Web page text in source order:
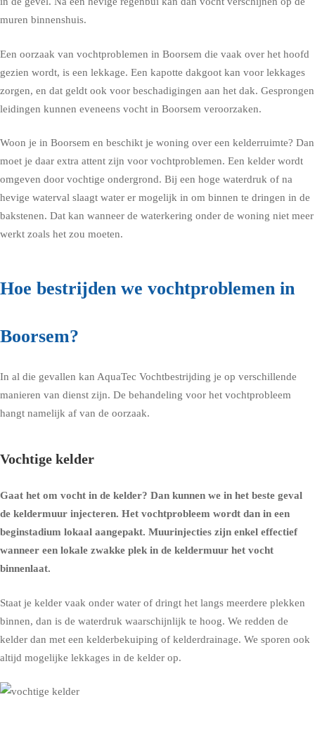
muren binnenshuis.
Een oorzaak van vochtproblemen in Boorsem die vaak over het hoofd
gezien wordt, is een lekkage. Een kapotte dakgoot kan voor lekkages
zorgen, en dat geldt ook voor beschadigingen aan het dak. Gesprongen
leidingen kunnen eveneens vocht in Boorsem veroorzaken.
Woon je in Boorsem en beschikt je woning over een kelderruimte? Dan
moet je daar extra attent zijn voor vochtproblemen. Een kelder wordt
omgeven door vochtige ondergrond. Bij een hoge waterdruk of na
hevige waterval slaagt water er mogelijk in om binnen te dringen in de
bakstenen. Dat kan wanneer de waterkering onder de woning niet meer
werkt zoals het zou moeten.
Hoe bestrijden we vochtproblemen in
Boorsem?
In al die gevallen kan AquaTec Vochtbestrijding je op verschillende
manieren van dienst zijn. De behandeling voor het vochtprobleem
hangt namelijk af van de oorzaak.
Vochtige kelder
Gaat het om vocht in de kelder? Dan kunnen we in het beste geval
de keldermuur injecteren. Het vochtprobleem wordt dan in een
beginstadium lokaal aangepakt. Muurinjecties zijn enkel effectief
wanneer een lokale zwakke plek in de keldermuur het vocht
binnenlaat.
Staat je kelder vaak onder water of dringt het langs meerdere plekken
binnen, dan is de waterdruk waarschijnlijk te hoog. We redden de
kelder dan met een kelderbekuiping of kelderdrainage. We sporen ook
altijd mogelijke lekkages in de kelder op.